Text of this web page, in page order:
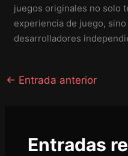
juegos originales no solo
experiencia de juego,
desarrolladores
← Entrada anterior
Entradas